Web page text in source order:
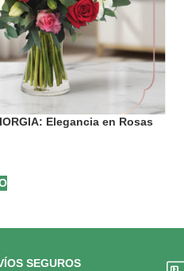
Elegancia en Rosas
SEGUROS